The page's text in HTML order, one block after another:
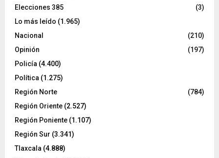
Elecciones 385
(3)
Lo más leído (1.965)
Nacional
(210)
Opinión
(197)
Policía (4.400)
Política (1.275)
Región Norte
(784)
Región Oriente (2.527)
Región Poniente (1.107)
Región Sur (3.341)
Tlaxcala (4.888)